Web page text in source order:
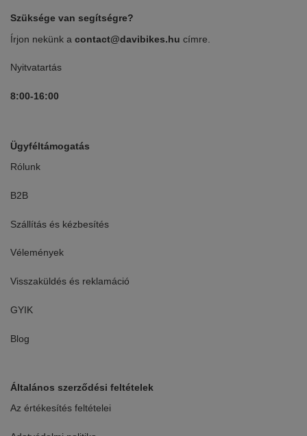
Szüksége van segítségre?
Írjon nekünk a contact@davibikes.hu címre.
Nyitvatartás
8:00-16:00
Ügyféltámogatás
Rólunk
B2B
Szállítás és kézbesítés
Vélemények
Visszaküldés és reklamáció
GYIK
Blog
Általános szerződési feltételek
Az értékesítés feltételei